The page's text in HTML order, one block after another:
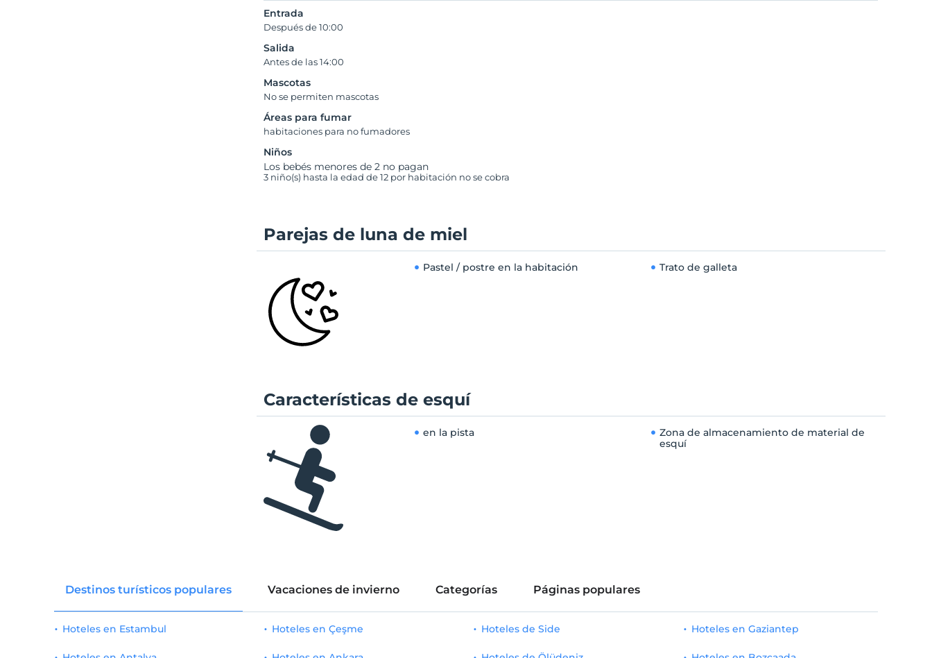
Entrada
Después de 10:00
Salida
Antes de las 14:00
Mascotas
No se permiten mascotas
Áreas para fumar
habitaciones para no fumadores
Niños
Los bebés menores de 2 no pagan
3 niño(s) hasta la edad de 12 por habitación no se cobra
Parejas de luna de miel
Pastel / postre en la habitación Trato de galleta
Características de esquí
en la pista
Zona de almacenamiento de material de
esquí
Destinos turísticos populares Vacaciones de invierno Categorías Páginas populares
Hoteles en Estambul Hoteles en Çeşme Hoteles de Side Hoteles en Gaziantep